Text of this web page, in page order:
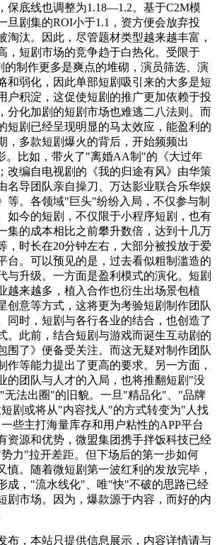
保底线也调整为1.18—1.2。基于C2M模
旦剧集的ROI小于1.1，资方便会放弃投
淘汰。因此，尽管题材类型越来越丰富，
，短剧市场的竞争趋于白热化。受限于
的制作更多是爽点的堆砌，演员筛选、演
和弱化，因此单部短剧吸引来的大多是短
户积淀，这促使短剧的推广更加依赖于投
分化加剧的短剧市场也难逃二八法则。而
短剧已经呈现明显的马太效应，能盈利的
，多款短剧爆火的背后，开始频频出
。比如，带火了"离婚AA制"的《大过年
改编自电视剧的《我的归途有风》由华策
名导团队亲自操刀、万达影业联合乐华娱
等。各领域"巨头"纷纷入局，不仅参与制
如今的短剧，不仅限于小程序短剧，也有
集的成本相比之前攀升数倍，达到十几万
，时长在20分钟左右，大部分被投放于爱
台。可以预见的是，过去看似粗制滥造的
与升级。一方面是盈利模式的演化。短剧
越来越多，植入合作也衍生出场景包植
创意等方式，这将更为考验短剧制作团队
同时，短剧与各行各业的结合，也创造了
。此前，结合短剧与游戏而诞生互动剧的
围了》便备受关注。而这无疑对制作团队
作等能力提出了更高的要求。另一方面，
的团队与人才的入局，也将推翻短剧"没
法出圈"的旧貌。一旦"精品化"、"品牌
剧或将从"内容找人"的方式转变为"人找
些主打海量库存和用户粘性的APP平台
资源和优势，微盟集团携手拌饭科技已经
力"拉开差距。但下场后的第一步如何
慎。随着微短剧第一波红利的发放完毕，
成，"流水线化"、唯"快"不破的思路已经
剧市场。因为，爆款源于内容，而好的内
布， 本站只提供信息展示，内容详情请与